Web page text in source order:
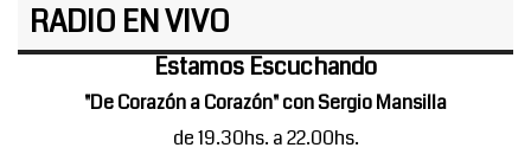
RADIO EN VIVO
Estamos Escuchando
"De Corazón a Corazón" con Sergio Mansilla
de 19.30hs. a 22.00hs.